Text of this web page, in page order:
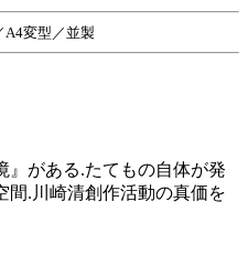
A4変型／並製
』がある.たてもの自体が発
間.川崎清創作活動の真価を